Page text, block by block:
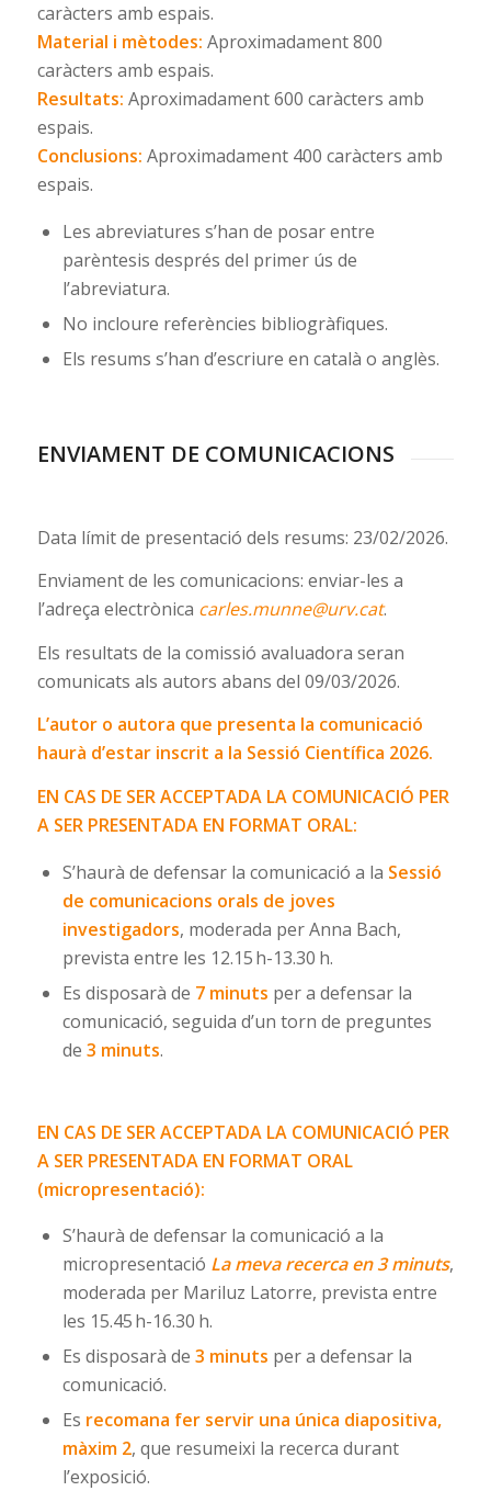
caràcters amb espais.
Material i mètodes: Aproximadament 800
caràcters amb espais.
Resultats: Aproximadament 600 caràcters amb
espais.
Conclusions: Aproximadament 400 caràcters amb
espais.
Les abreviatures s’han de posar entre
parèntesis després del primer ús de
l’abreviatura.
No incloure referències bibliogràfiques.
Els resums s’han d’escriure en català o anglès.
ENVIAMENT DE COMUNICACIONS
Data límit de presentació dels resums: 23/02/2026.
Enviament de les comunicacions: enviar-les a
l’adreça electrònica carles.munne@urv.cat.
Els resultats de la comissió avaluadora seran
comunicats als autors abans del 09/03/2026.
L’autor o autora que presenta la comunicació
haurà d’estar inscrit a la Sessió Científica 2026.
EN CAS DE SER ACCEPTADA LA COMUNICACIÓ PER
A SER PRESENTADA EN FORMAT ORAL:
S’haurà de defensar la comunicació a la Sessió
de comunicacions orals de joves
investigadors, moderada per Anna Bach,
prevista entre les 12.15 h-13.30 h.
Es disposarà de 7 minuts per a defensar la
comunicació, seguida d’un torn de preguntes
de 3 minuts.
EN CAS DE SER ACCEPTADA LA COMUNICACIÓ PER
A SER PRESENTADA EN FORMAT ORAL
(micropresentació):
S’haurà de defensar la comunicació a la
micropresentació La meva recerca en 3 minuts,
moderada per Mariluz Latorre, prevista entre
les 15.45 h-16.30 h.
Es disposarà de 3 minuts per a defensar la
comunicació.
Es recomana fer servir una única diapositiva,
màxim 2, que resumeixi la recerca durant
l’exposició.